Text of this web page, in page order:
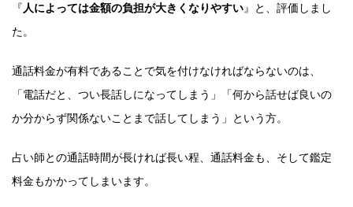
『 人によっては金額の負担が大きくなりやすい』と、評価しまし
た。
通話料金が有料であることで気を付けなければならないのは、
「電話だと、つい長話しになってしまう」「何から話せば良いの
か分からず関係ないことまで話してしまう」という方。
占い師との通話時間が長ければ長い程、通話料金も、そして鑑定
料金もかかってしまいます。